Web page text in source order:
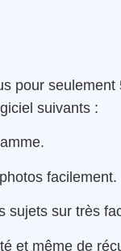
pour
suivants :
facilement.
sujets sur très
et même de